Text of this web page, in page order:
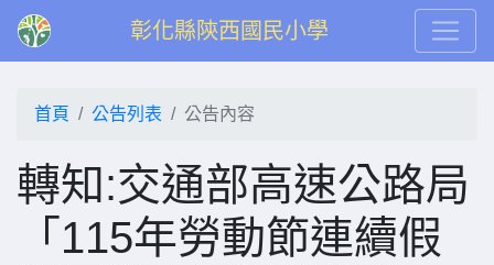
彰化縣陝西國民小學
首頁 公告列表 公告內容
轉知:交通部高速公路局
「115年勞動節連續假